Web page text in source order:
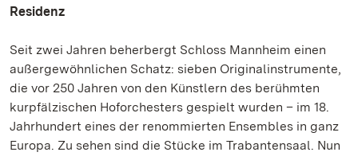
Residenz
Seit zwei Jahren beherbergt Schloss Mannheim einen
außergewöhnlichen Schatz: sieben Originalinstrumente,
die vor 250 Jahren von den Künstlern des berühmten
kurpfälzischen Hoforchesters gespielt wurden – im 18.
Jahrhundert eines der renommierten Ensembles in ganz
Europa. Zu sehen sind die Stücke im Trabantensaal. Nun